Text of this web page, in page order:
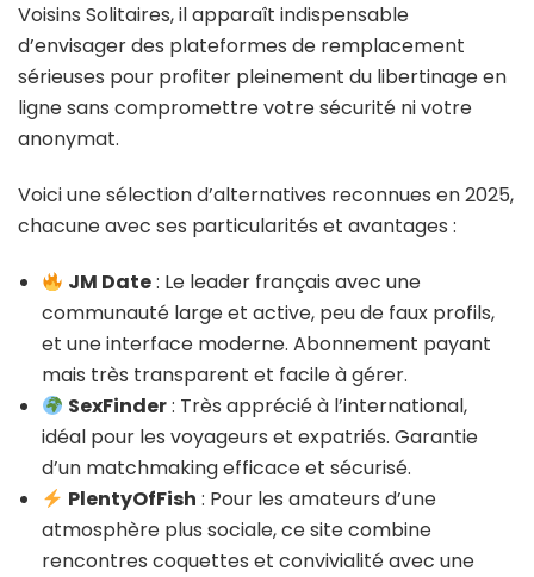
Voisins Solitaires, il apparaît indispensable
d’envisager des plateformes de remplacement
sérieuses pour profiter pleinement du libertinage en
ligne sans compromettre votre sécurité ni votre
anonymat.
Voici une sélection d’alternatives reconnues en 2025,
chacune avec ses particularités et avantages :
JM Date: Le leader français avec une
communauté large et active, peu de faux profils,
et une interface moderne. Abonnement payant
mais très transparent et facile à gérer.
SexFinder: Très apprécié à l’international,
idéal pour les voyageurs et expatriés. Garantie
d’un matchmaking efficace et sécurisé.
PlentyOfFish : Pour les amateurs d’une
atmosphère plus sociale, ce site combine
rencontres coquettes et convivialité avec une